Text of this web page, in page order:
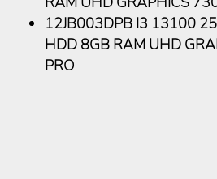
12JB003DPB I3 13100
HDD 8GB RAM UHD
PRO